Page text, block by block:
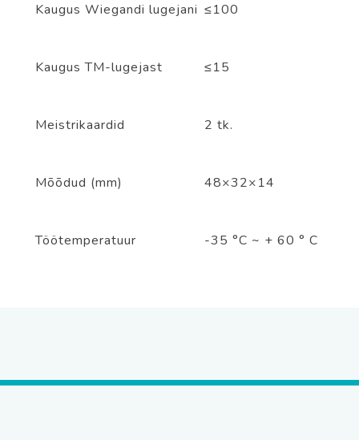
Kaugus Wiegandi lugejani ≤100
Kaugus TM-lugejast ≤15
Meistrikaardid 2 tk.
Mõõdud (mm) 48×32×14
Töötemperatuur -35 °C ~ + 60 ° C